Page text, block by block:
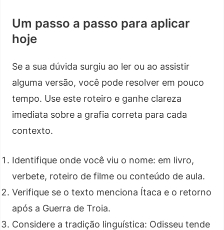
Um passo a passo para aplicar
hoje
Se a sua dúvida surgiu ao ler ou ao assistir
alguma versão, você pode resolver em pouco
tempo. Use este roteiro e ganhe clareza
imediata sobre a grafia correta para cada
contexto.
Identifique onde você viu o nome: em livro,
verbete, roteiro de filme ou conteúdo de aula.
Verifique se o texto menciona Ítaca e o retorno
após a Guerra de Troia.
Considere a tradição linguística: Odisseu tende